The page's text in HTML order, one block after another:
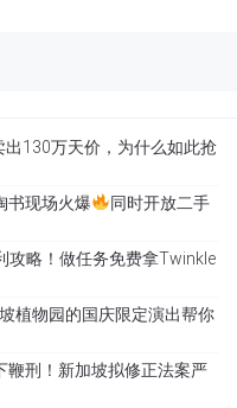
130万天价，为什么如此抢
书现场火爆
同时开放二手
攻略！做任务免费拿Twinkle
植物园的国庆限定演出帮你
鞭刑！新加坡拟修正法案严